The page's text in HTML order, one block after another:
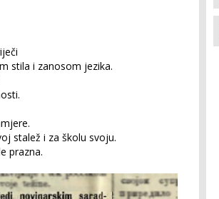
stila i zanosom jezika.
stalež i za školu svoju.
prazna.